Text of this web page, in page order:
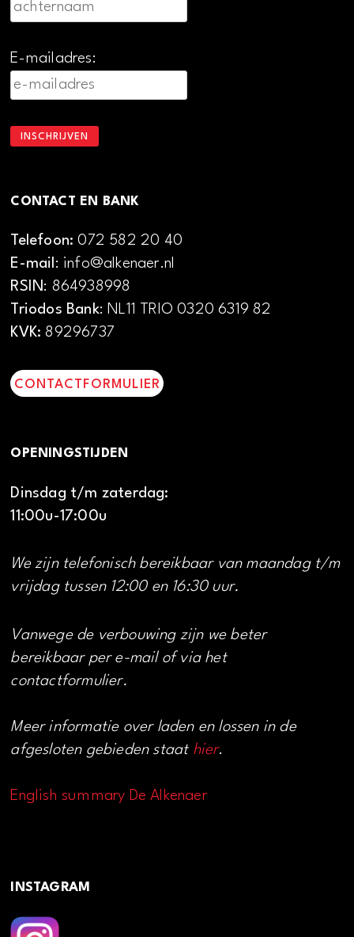
E-mailadres:
CONTACT EN BANK
Telefoon:072 582 20 40
E-mail: info@alkenaer.nl
RSIN: 864938998
Triodos Bank: NL11 TRIO 0320 6319 82
KVK: 89296737
CONTACTFORMULIER
OPENINGSTIJDEN
Dinsdag t/m zaterdag:
11:00u-17:00u
We zijn telefonisch bereikbaar van maandag t/m
vrijdag tussen 12:00 en 16:30 uur.
Vanwege de verbouwing zijn we beter
bereikbaar per e-mail of via het
contactformulier.
Meer informatie over laden en lossen in de
afgesloten gebieden staat hier.
English summary De Alkenaer
INSTAGRAM